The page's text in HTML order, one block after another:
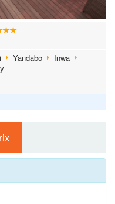
Yandabo
Inwa